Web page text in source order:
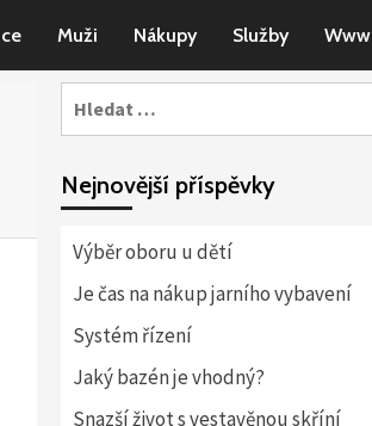
Muži Nákupy Služby Www
Nejnovější příspěvky
Výběr oboru u dětí
Je čas na nákup jarního vybavení
Systém řízení
Jaký bazén je vhodný?
Snazší život s vestavěnou skříní